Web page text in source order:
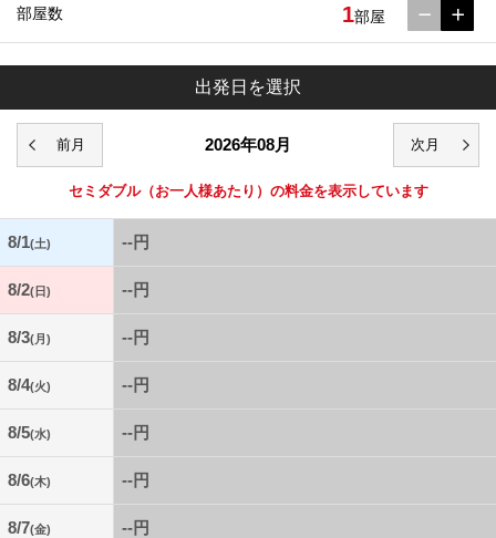
部屋数 1部屋
出発日を選択
2026年08月
セミダブル（お一人様あたり）の料金を表示しています
8/1(土) --円
8/2(日) --円
8/3(月) --円
8/4(火) --円
8/5(水) --円
8/6(木) --円
8/7(金) --円